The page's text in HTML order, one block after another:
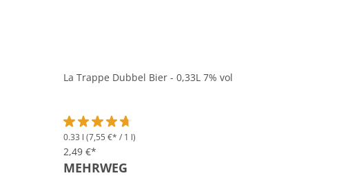
La Trappe Dubbel Bier - 0,33L 7% vol
Durchschnittliche Bewertung von 4.6 von 5 Sternen
0.33 l (7,55 €* / 1 l)
2,49 €*
MEHRWEG